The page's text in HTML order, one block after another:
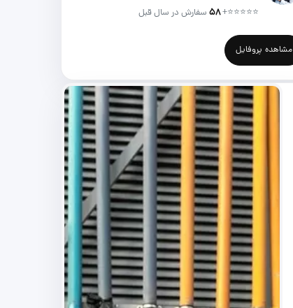
⭐⭐⭐⭐⭐
+۵۸سفارش در سال قبل
مشاهده پروفایل